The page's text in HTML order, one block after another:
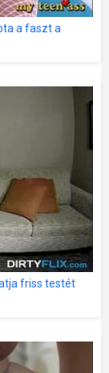
a faszt a
friss testét